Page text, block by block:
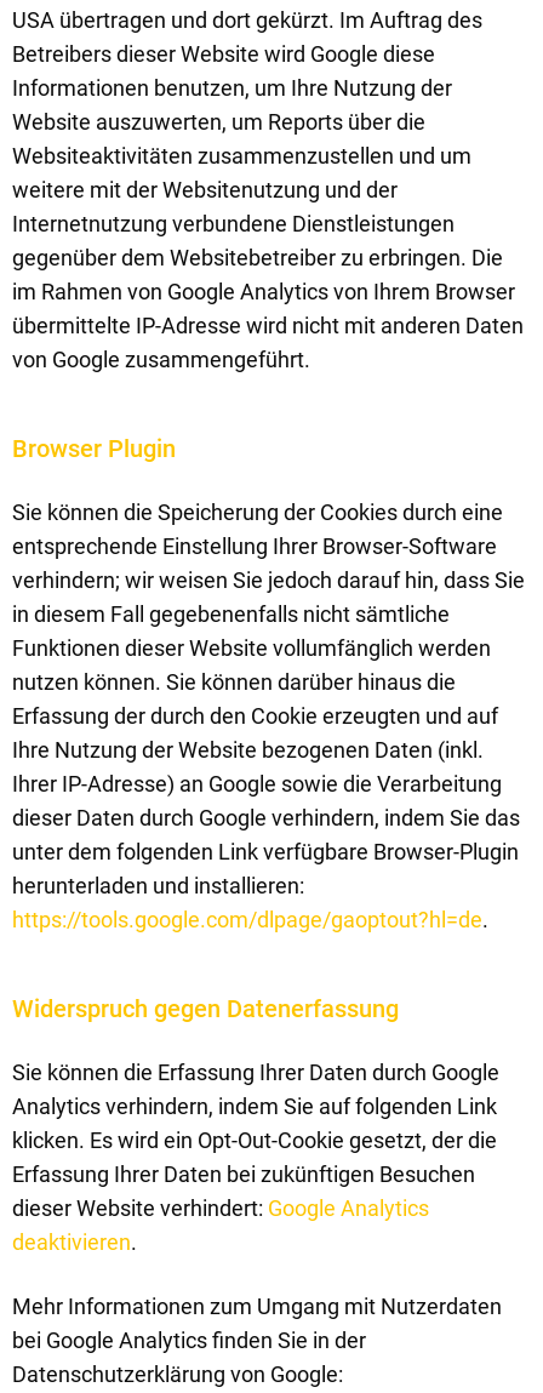
USA übertragen und dort gekürzt. Im Auftrag des
Betreibers dieser Website wird Google diese
Informationen benutzen, um Ihre Nutzung der
Website auszuwerten, um Reports über die
Websiteaktivitäten zusammenzustellen und um
weitere mit der Websitenutzung und der
Internetnutzung verbundene Dienstleistungen
gegenüber dem Websitebetreiber zu erbringen. Die
im Rahmen von Google Analytics von Ihrem Browser
übermittelte IP-Adresse wird nicht mit anderen Daten
von Google zusammengeführt.
Browser Plugin
Sie können die Speicherung der Cookies durch eine
entsprechende Einstellung Ihrer Browser-Software
verhindern; wir weisen Sie jedoch darauf hin, dass Sie
in diesem Fall gegebenenfalls nicht sämtliche
Funktionen dieser Website vollumfänglich werden
nutzen können. Sie können darüber hinaus die
Erfassung der durch den Cookie erzeugten und auf
Ihre Nutzung der Website bezogenen Daten (inkl.
Ihrer IP-Adresse) an Google sowie die Verarbeitung
dieser Daten durch Google verhindern, indem Sie das
unter dem folgenden Link verfügbare Browser-Plugin
herunterladen und installieren:
https://tools.google.com/dlpage/gaoptout?hl=de.
Widerspruch gegen Datenerfassung
Sie können die Erfassung Ihrer Daten durch Google
Analytics verhindern, indem Sie auf folgenden Link
klicken. Es wird ein Opt-Out-Cookie gesetzt, der die
Erfassung Ihrer Daten bei zukünftigen Besuchen
dieser Website verhindert: Google Analytics
deaktivieren.
Mehr Informationen zum Umgang mit Nutzerdaten
bei Google Analytics finden Sie in der
Datenschutzerklärung von Google: